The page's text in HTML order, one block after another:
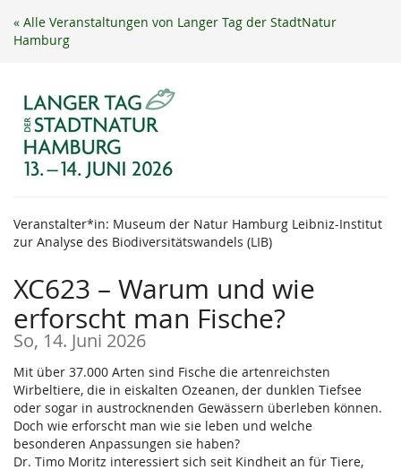
Zum
Haupt-
« Alle Veranstaltungen von Langer Tag der StadtNatur
Hamburg
Veranstalter*in: Museum der Natur Hamburg Leibniz-Institut
zur Analyse des Biodiversitätswandels (LIB)
XC623 – Warum und wie
erforscht man Fische?
So, 14. Juni 2026
Mit über 37.000 Arten sind Fische die artenreichsten
Wirbeltiere, die in eiskalten Ozeanen, der dunklen Tiefsee
oder sogar in austrocknenden Gewässern überleben können.
Doch wie erforscht man wie sie leben und welche
besonderen Anpassungen sie haben?
Dr. Timo Moritz interessiert sich seit Kindheit an für Tiere,